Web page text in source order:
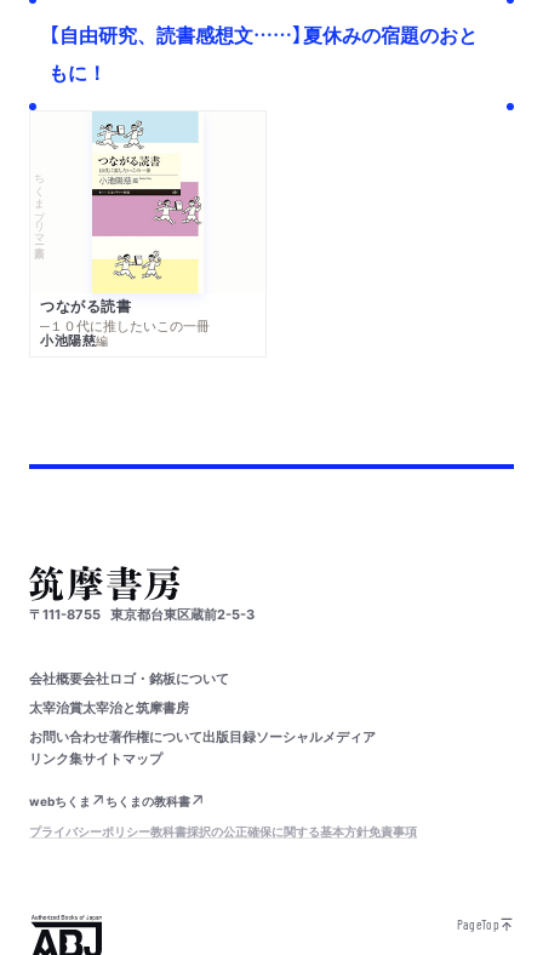
【自由研究、読書感想文……】夏休みの宿題のおと
もに！
ちくまプリマー新書
つながる読書
─１０代に推したいこの一冊
小池陽慈編
〒111-8755 東京都台東区蔵前2-5-3
会社概要会社ロゴ・銘板について
太宰治賞太宰治と筑摩書房
お問い合わせ著作権について出版目録ソーシャルメディア
リンク集サイトマップ
webちくま
ちくまの教科書
プライバシーポリシー教科書採択の公正確保に関する基本方針免責事項
PageTop